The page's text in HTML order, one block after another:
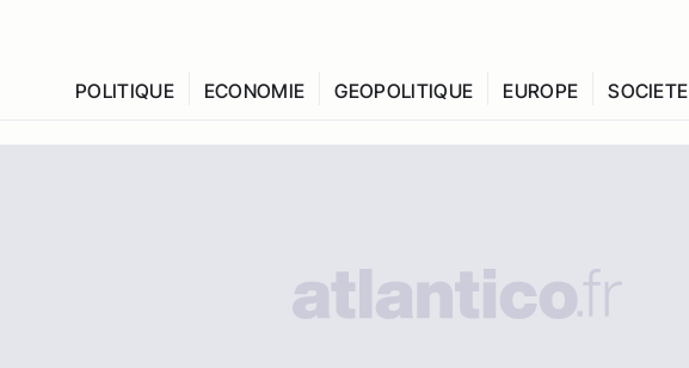
POLITIQUE ECONOMIE GEOPOLITIQUE EUROPE SOCIETE